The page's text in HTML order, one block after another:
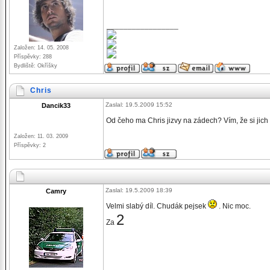
Založen: 14. 05. 2008
Příspěvky: 288
Bydliště: Okříšky
Chris
Dancik33
Založen: 11. 03. 2009
Příspěvky: 2
Zaslal: 19.5.2009 15:52
Od čeho ma Chris jizvy na zádech? Vím, že si
Camry Zaslal: 19.5.2009 18:39
Velmi slabý díl. Chudák pejsek
. Nic moc.
Za 2